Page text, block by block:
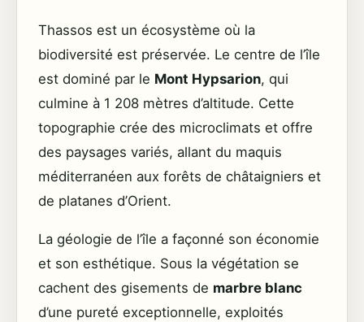
Thassos est un écosystème où la
biodiversité est préservée. Le centre de l’île
est dominé par le Mont Hypsarion, qui
culmine à 1 208 mètres d’altitude. Cette
topographie crée des microclimats et offre
des paysages variés, allant du maquis
méditerranéen aux forêts de châtaigniers et
de platanes d’Orient.
La géologie de l’île a façonné son économie
et son esthétique. Sous la végétation se
cachent des gisements de marbre blanc
d’une pureté exceptionnelle, exploités